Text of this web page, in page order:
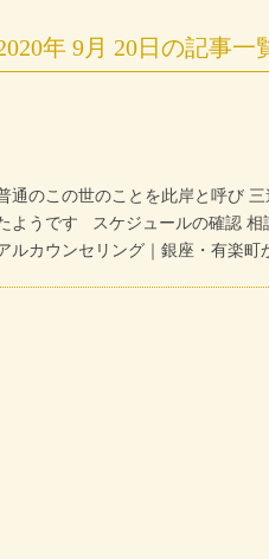
年 9月 20日 の記事一
通のこの世のことを此岸と呼び
ようです スケジュールの確認
ルカウンセリング｜銀座・有楽